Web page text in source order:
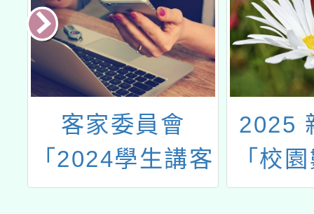
客家委員會
「2024學生講客
暑期夏令營」
2025
「校
與教